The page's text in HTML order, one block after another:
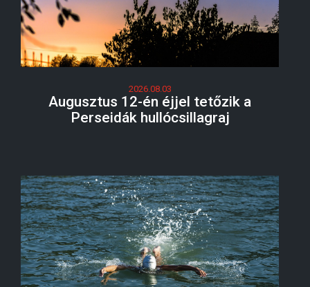
2026.08.03
Augusztus 12-én éjjel tetőzik a
Perseidák hullócsillagraj